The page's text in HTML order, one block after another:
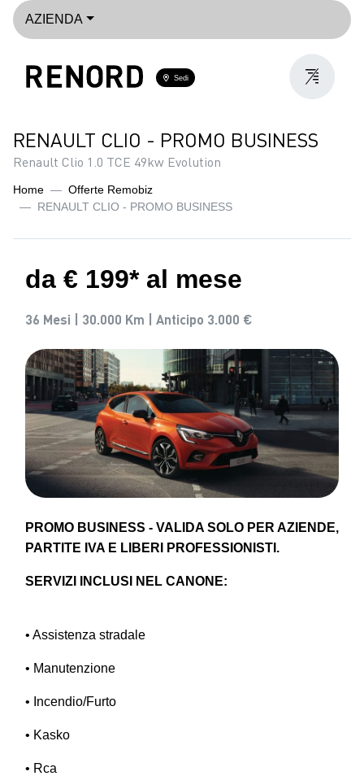
AZIENDA
Sedi
RENAULT CLIO - PROMO BUSINESS
Renault Clio 1.0 TCE 49kw Evolution
Home
Offerte Remobiz
RENAULT CLIO - PROMO BUSINESS
da € 199* al mese
36 Mesi | 30.000 Km | Anticipo 3.000 €
PROMO BUSINESS - VALIDA SOLO PER AZIENDE,
PARTITE IVA E LIBERI PROFESSIONISTI.
SERVIZI INCLUSI NEL CANONE:
• Assistenza stradale
• Manutenzione
• Incendio/Furto
• Kasko
• Rca